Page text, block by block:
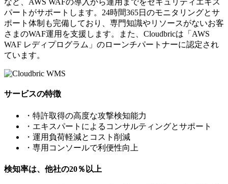
など、AWS WAFの導入から運用までをセキュリティエキス
パートがサポートします。24時間365日のモニタリングとサ
ポート体制も完備しており、専門知識やリソースがないお客
さまのWAF運用を支援します。また、Cloudbricは「AWS
WAF レディプログラム」のローンチパートナーに認定され
ています。
サービスの特徴
・特許取得の高度な攻撃検知能力
・エキスパートによるコンサルティングとサポート
・運用負荷軽減とコスト削減
・専用コンソールで利便性向上
検知率は、他社の20％以上